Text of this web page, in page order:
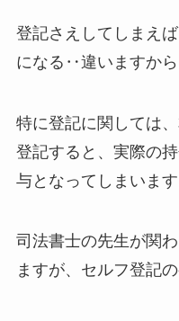
登記さえしてしまえ
になる‥違いますから
特に登記に関しては
登記すると、実際の
与となってしまいます
司法書士の先生が関
ますが、セルフ登記